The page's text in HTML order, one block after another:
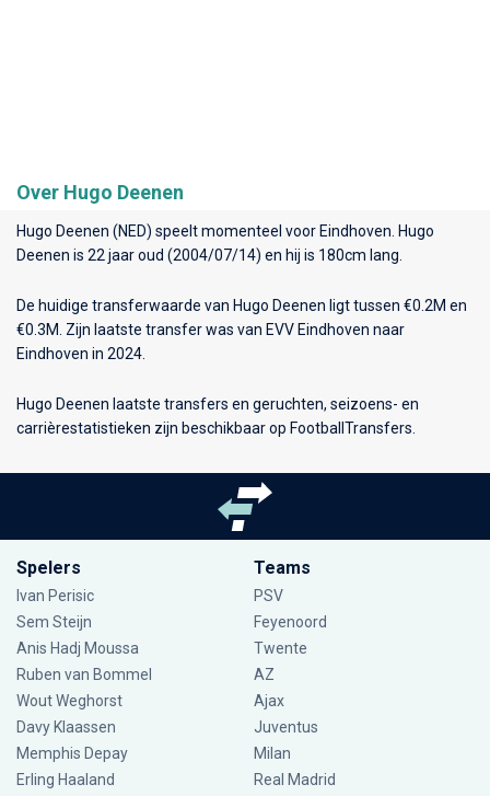
Over Hugo Deenen
Hugo Deenen (NED) speelt momenteel voor Eindhoven . Hugo
Deenen is 22 jaar oud (2004/07/14) en hij is 180cm lang.
De huidige transferwaarde van Hugo Deenen ligt tussen €0.2M en
€0.3M. Zijn laatste transfer was van EVV Eindhoven naar
Eindhoven in 2024.
Hugo Deenen laatste transfers en geruchten, seizoens- en
carrièrestatistieken zijn beschikbaar op FootballTransfers.
Spelers
Ivan Perisic
Sem Steijn
Anis Hadj Moussa
Ruben van Bommel
Wout Weghorst
Davy Klaassen
Memphis Depay
Erling Haaland
Teams
PSV
Feyenoord
Twente
AZ
Ajax
Juventus
Milan
Real Madrid